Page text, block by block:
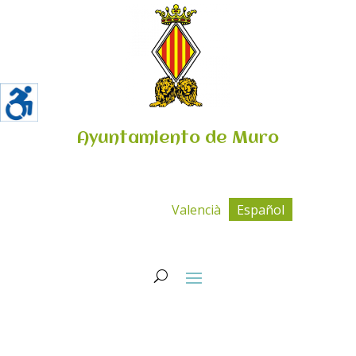
Ayuntamiento de Muro
Valencià Español